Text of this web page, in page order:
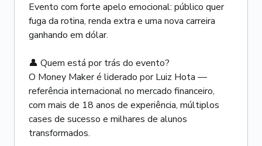
Evento com forte apelo emocional: público quer
fuga da rotina, renda extra e uma nova carreira
ganhando em dólar.
👤 Quem está por trás do evento?
O Money Maker é liderado por Luiz Hota —
referência internacional no mercado financeiro,
com mais de 18 anos de experiência, múltiplos
cases de sucesso e milhares de alunos
transformados.